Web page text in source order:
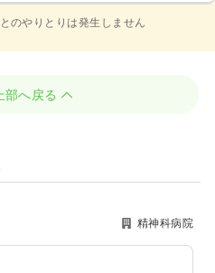
のやりとりは発生しません
部へ戻る
精神科病院